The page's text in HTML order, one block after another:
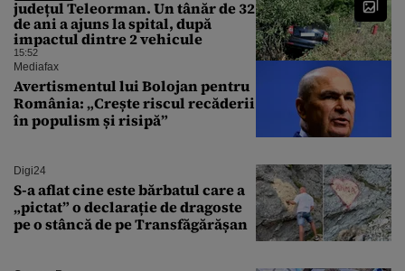
județul Teleorman. Un tânăr de 32
de ani a ajuns la spital, după
impactul dintre 2 vehicule
15:52
Mediafax
Avertismentul lui Bolojan pentru
România: „Crește riscul recăderii
în populism și risipă”
Digi24
S-a aflat cine este bărbatul care a
„pictat” o declarație de dragoste
pe o stâncă de pe Transfăgărășan